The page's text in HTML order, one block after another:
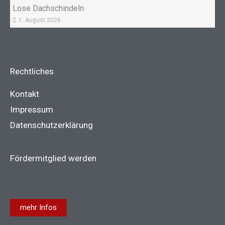
Lose Dachschindeln
1. August 2026
Rechtliches
Kontakt
Impressum
Datenschutzerklärung
Fördermitglied werden
mehr Infos